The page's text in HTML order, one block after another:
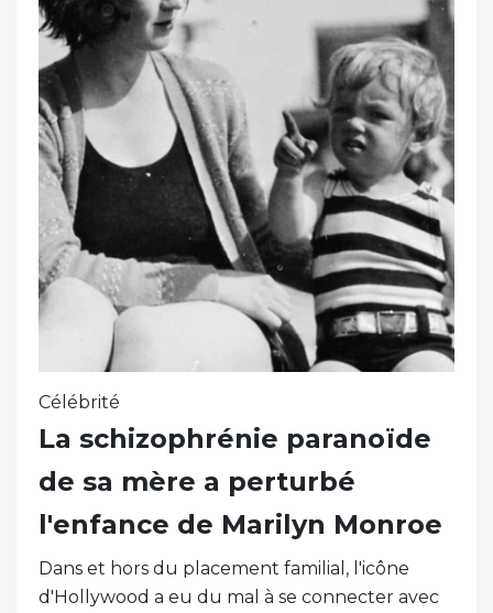
Célébrité
La schizophrénie paranoïde
de sa mère a perturbé
l'enfance de Marilyn Monroe
Dans et hors du placement familial, l'icône
d'Hollywood a eu du mal à se connecter avec